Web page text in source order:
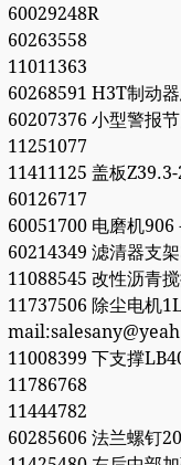
60029248R
60263558
11011363
60268591 H3T制动
60207376 小型警报
11251077
11411125 盖板Z39.3-
60126717
60051700 电磨机
60214349 滤清器支
11088545 改性沥青
11737506 除尘电机
11008399 下支撑
11786768
11444782
60285606 法兰螺钉